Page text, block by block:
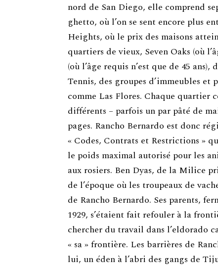
nord de San Diego, elle comprend
ghetto, où l’on se sent encore plus
Heights, où le prix des maisons
quartiers de vieux, Seven Oaks (où
(où l’âge requis n’est que de 45
Tennis, des groupes d’immeubles et
comme Las Flores. Chaque quartier
différents – parfois un par pâté de
pages. Rancho Bernardo est donc
« Codes, Contrats et Restrictions »
le poids maximal autorisé pour les
aux rosiers. Ben Dyas, de la Milice
de l’époque où les troupeaux de
de Rancho Bernardo. Ses parents,
1929, s’étaient fait refouler à la
chercher du travail dans l’eldorado
« sa » frontière. Les barrières de
lui, un éden à l’abri des gangs de